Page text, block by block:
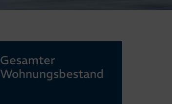
Gesamter
Wohnungs­bestand